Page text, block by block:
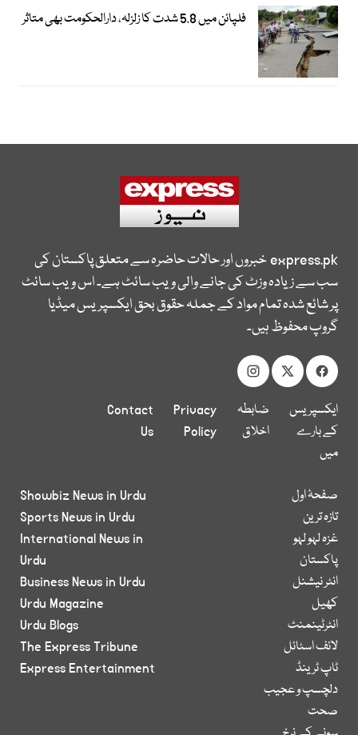
فلپائن میں 5.8 شدت کا زلزلہ، دارالحکومت بھی متاثر
express.pkخبروں اور حالات حاضرہ سے متعلق پاکستان کی
سب سے زیادہ وزٹ کی جانے والی ویب سائٹ ہے۔ اس ویب سائٹ
پر شائع شدہ تمام مواد کے جملہ حقوق بحق ایکسپریس میڈیا
گروپ محفوظ ہیں۔
ایکسپریس
کے بارے
میں
ضابطہ
اخلاق
Privacy
Policy
Contact
Us
صفحۂ اول
تازہ ترین
غزہ لہو لہو
پاکستان
انٹر نیشنل
کھیل
انٹرٹینمنٹ
لائف اسٹائل
ٹاپ ٹرینڈ
دلچسپ و عجیب
صحت
Showbiz News in Urdu
Sports News in Urdu
International News in
Urdu
Business News in Urdu
Urdu Magazine
Urdu Blogs
The Express Tribune
Express Entertainment